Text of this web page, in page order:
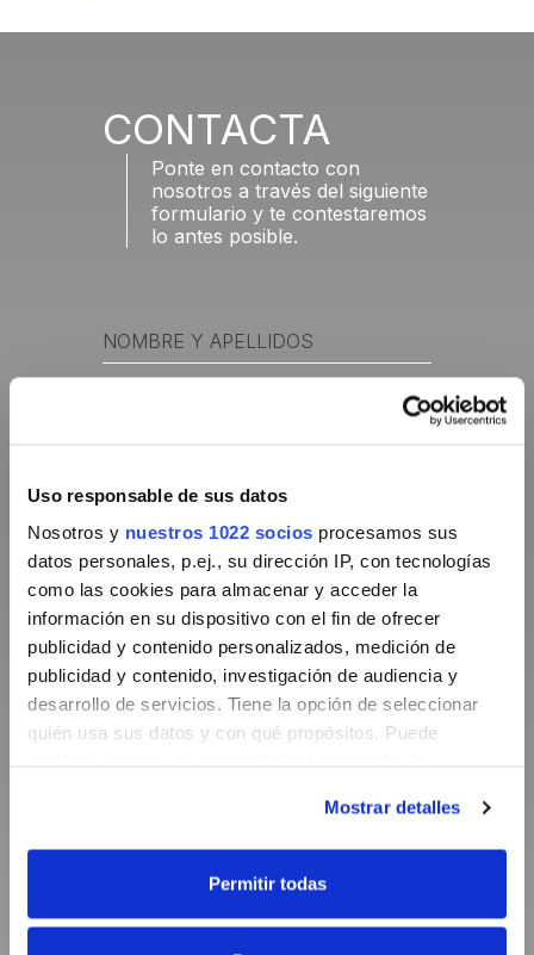
Uso responsable de sus datos
Nosotros y nuestros 1022 socios procesamos sus
datos personales, p.ej., su dirección IP, con tecnologías
como las cookies para almacenar y acceder la
información en su dispositivo con el fin de ofrecer
publicidad y contenido personalizados, medición de
publicidad y contenido, investigación de audiencia y
desarrollo de servicios. Tiene la opción de seleccionar
quién usa sus datos y con qué propósitos. Puede
Si lo permite, también quisiéramos:
Mostrar detalles
Permitir todas
CONTACTA
Ponte en contacto con
nosotros a través del siguiente
formulario y te contestaremos
lo antes posible.
QUIERO RECIBIR INFORMACIÓN
RELACIONADA CON LA FSCOE,
COMO CURSOS, PONENCIAS Y
ACTIVIDADES.
QUIERO RECIBIR INFORMACIÓN
SOBRE DESCUENTOS PARA
ASOCIADOS, DE ACTIVIDADES DE
LASSOCIEDADES AMIGASY
ENTIDADES COLABORADORAS
RELACIONADAS CON EL SECTOR.
EL AVISO LEGAL Y LA POLÍTICA DE
su Fundación traten tus datos personales para:
i) darte de alta ii) inscribirte a los cursos que
solicites en cada momento iii) informarte